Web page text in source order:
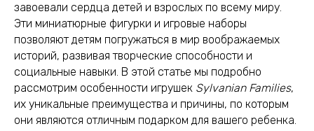
завоевали сердца детей и взрослых по всему миру.
Эти миниатюрные фигурки и игровые наборы
позволяют детям погружаться в мир воображаемых
историй, развивая творческие способности и
социальные навыки. В этой статье мы подробно
рассмотрим особенности игрушек Sylvanian Families,
их уникальные преимущества и причины, по которым
они являются отличным подарком для вашего ребенка.